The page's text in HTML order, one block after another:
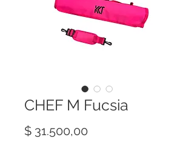
CHEF M Fucsia
$ 31.500,00